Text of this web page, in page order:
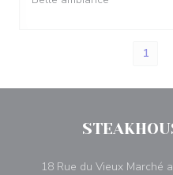
1
18 Rue du Vieux Marché